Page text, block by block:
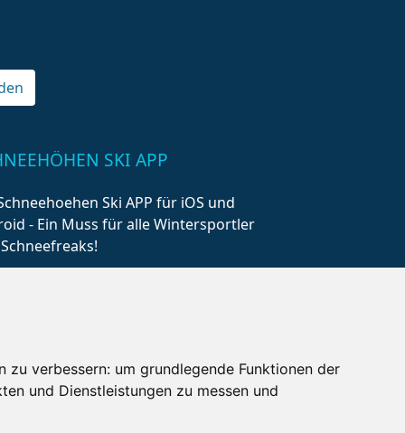
zu verbessern: um grundlegende Funktionen der
und Dienstleistungen zu messen und
SKI APP
Ski APP für iOS und
- Ein Muss für alle Wintersportler